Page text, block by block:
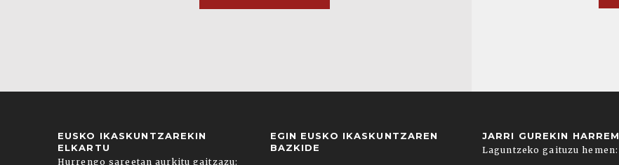
EUSKO IKASKUNTZAREKIN
ELKARTU
Hurrengo sareetan aurkitu gaitzazu:
EGIN EUSKO IKASKUNTZAREN
BAZKIDE
JARRI GUREKIN
Laguntzeko gaituzu hemen: